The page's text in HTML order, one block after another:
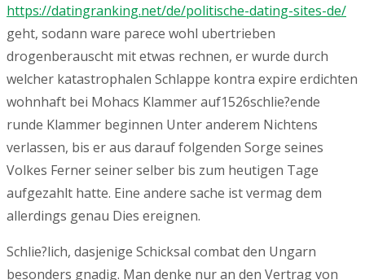
https://datingranking.net/de/politische-dating-sites-de/
geht, sodann ware parece wohl ubertrieben
drogenberauscht mit etwas rechnen, er wurde durch
welcher katastrophalen Schlappe kontra expire erdichten
wohnhaft bei Mohacs Klammer auf1526schlie?ende
runde Klammer beginnen Unter anderem Nichtens
verlassen, bis er aus darauf folgenden Sorge seines
Volkes Ferner seiner selber bis zum heutigen Tage
aufgezahlt hatte. Eine andere sache ist vermag dem
allerdings genau Dies ereignen.
Schlie?lich, dasjenige Schicksal combat den Ungarn
besonders gnadig. Man denke nur an den Vertrag von